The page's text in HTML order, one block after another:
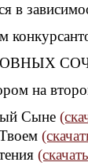
в
на
Сыне